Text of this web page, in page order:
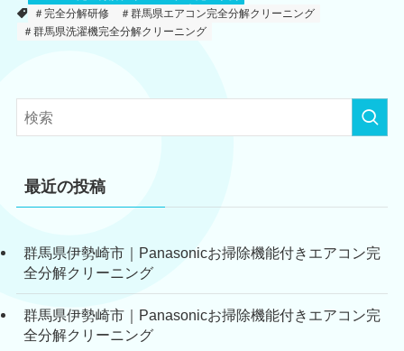
＃完全分解研修
＃群馬県エアコン完全分解クリーニング
＃群馬県洗濯機完全分解クリーニング
最近の投稿
群馬県伊勢崎市｜Panasonicお掃除機能付きエアコン完
全分解クリーニング
群馬県伊勢崎市｜Panasonicお掃除機能付きエアコン完
全分解クリーニング